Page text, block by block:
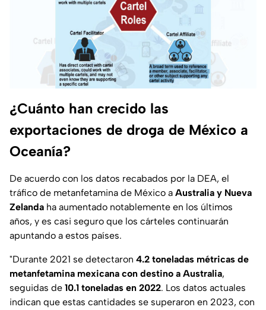
¿Cuánto han crecido las
exportaciones de droga de México a
Oceanía?
De acuerdo con los datos recabados por la DEA, el
tráfico de metanfetamina de México a Australia y Nueva
Zelanda ha aumentado notablemente en los últimos
años, y es casi seguro que los cárteles continuarán
apuntando a estos países.
"Durante 2021 se detectaron 4.2 toneladas métricas de
metanfetamina mexicana con destino a Australia,
seguidas de 10.1 toneladas en 2022. Los datos actuales
indican que estas cantidades se superaron en 2023, con